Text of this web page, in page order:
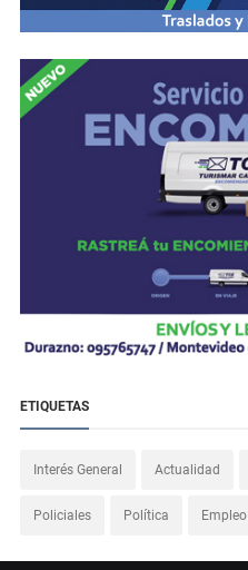
ETIQUETAS
Interés General Actualidad
Policiales Política Empleo